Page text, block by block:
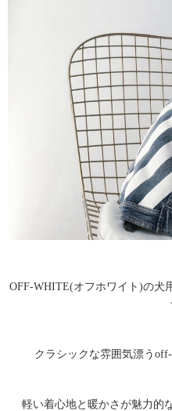
OFF-WHITE(オフホワイト)の犬
クラシックな雰囲気漂う
軽い着心地と暖かさが魅力的